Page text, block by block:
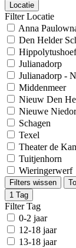
Locatie
Filter Locatie
Anna
Den Helder
Hippolytushoef
Julianadorp
Julianadorp -
Middenmeer
Nieuw Den
Nieuwe
Schagen
Texel
Theater de
Tuitjenhorn
Wieringerwerf
Filters wissen
1 Tag
Filter Tag
0-2 jaar
12-18 jaar
13-18 jaar